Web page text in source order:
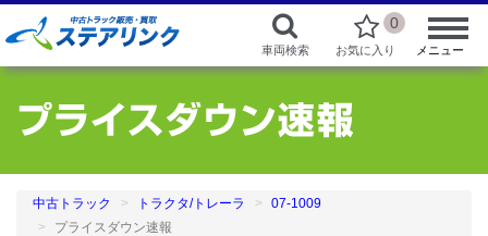
車両検索
0
お気に入り メニュー
中古トラック トラクタ/トレーラ
07-1009
プライスダウン速報